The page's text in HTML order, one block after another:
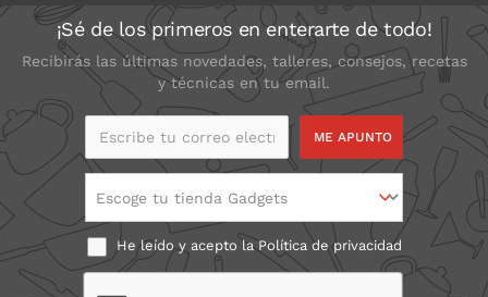
¡Sé de los primeros en enterarte de todo!
Recibirás las últimas novedades, talleres, consejos, recetas
y técnicas en tu email.
Escribe tu correo
Escoge tu tienda Gadgets
He leído y acepto laPolítica de privacidad